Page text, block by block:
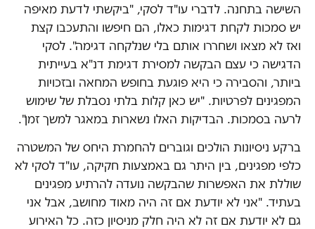
השישה בתחנה. לדברי עו"ד לסקי, "ביקשתי לדעת מאיפה
יש סמכות לקחת דגימות כאלו, הם חיפשו והתעכבו קצת
ואז לא מצאו ושחררו אותם בלי שנלקחה דגימה". לסקי
הדגישה כי עצם הבקשה למסירת דגימת דנ"א בעייתית
ביותר, והסבירה כי היא פוגעת בחופש המחאה ובזכויות
המפגינים לפרטיות. "יש כאן קלות בלתי נסבלת של שימוש
לרעה בסמכות. הבדיקות האלו נשארות במאגר למשך זמן".
ברקע ניסיונות הולכים וגוברים להחמרת היחס של המשטרה
כלפי מפגינים, בין היתר גם באמצעות חקיקה, עו"ד לסקי לא
שוללת את האפשרות שהבקשה נועדה להרתיע מפגינים
בעתיד. "אני לא יודעת אם זה היה מאוד מחושב, אבל אני
גם לא יודעת אם זה לא היה חלק מניסיון כזה. כל האירוע